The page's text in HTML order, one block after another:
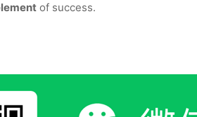
of success.